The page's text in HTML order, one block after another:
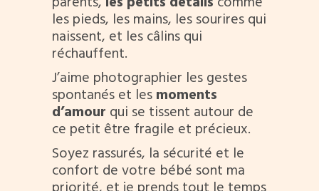
les pieds, les mains, les sourires qui
naissent, et les câlins qui
réchauffent.
J’aime photographier les gestes
spontanés et lesmoments
d’amourqui se tissent autour de
ce petit être fragile et précieux.
Soyez rassurés, la sécurité et le
confort de votre bébé sont ma